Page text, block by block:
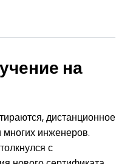
на
дистанционное
инженеров.
с